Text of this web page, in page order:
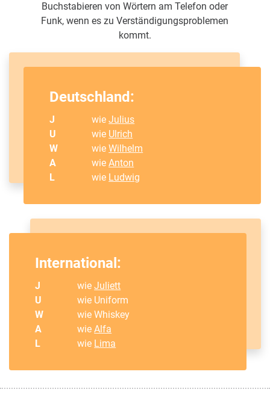
Buchstabieren von Wörtern am Telefon oder
Funk, wenn es zu Verständigungsproblemen
kommt.
Deutschland:
J wieJulius
U
wie Ulrich
W
wieWilhelm
A
wieAnton
L
wie Ludwig
International:
J wieJuliett
U
wie Uniform
W
wie Whiskey
A
wieAlfa
L
wie Lima